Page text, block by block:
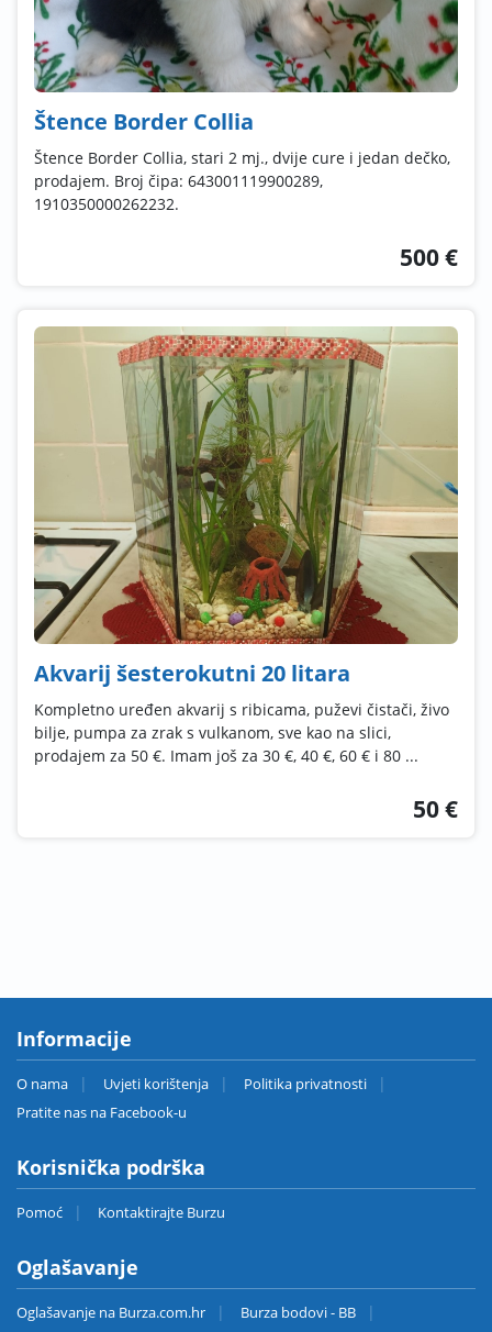
Štence Border Collia
Štence Border Collia, stari 2 mj., dvije cure i jedan dečko,
prodajem. Broj čipa: 643001119900289,
1910350000262232.
500 €
Akvarij šesterokutni 20 litara
Kompletno uređen akvarij s ribicama, puževi čistači, živo
bilje, pumpa za zrak s vulkanom, sve kao na slici,
prodajem za 50 €. Imam još za 30 €, 40 €, 60 € i 80 ...
50 €
Informacije
O nama Uvjeti korištenja
Politika privatnosti
Pratite nas na Facebook-u
Korisnička podrška
Pomoć Kontaktirajte Burzu
Oglašavanje
Oglašavanje na Burza.com.hr
Burza bodovi - BB